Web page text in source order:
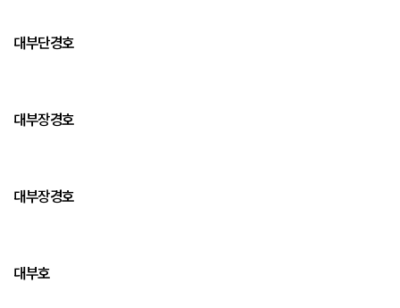
대부단경호
대부장경호
대부장경호
대부호